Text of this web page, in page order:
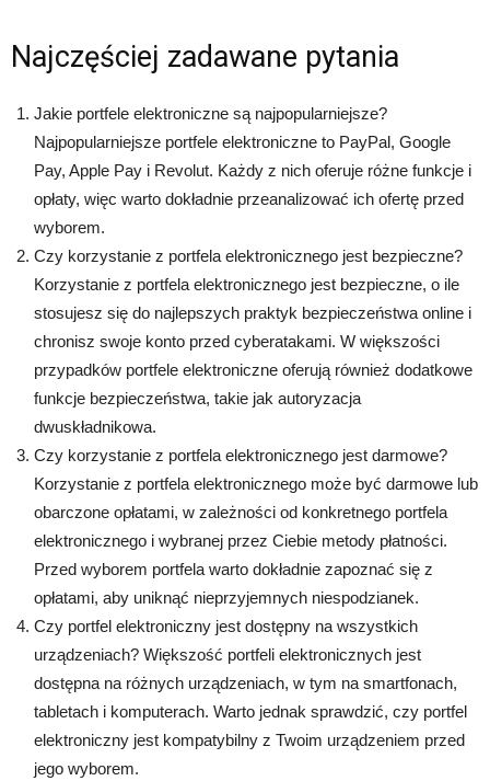
Najczęściej zadawane pytania
Jakie portfele elektroniczne są najpopularniejsze?
Najpopularniejsze portfele elektroniczne to PayPal, Google
Pay, Apple Pay i Revolut. Każdy z nich oferuje różne funkcje i
opłaty, więc warto dokładnie przeanalizować ich ofertę przed
wyborem.
Czy korzystanie z portfela elektronicznego jest bezpieczne?
Korzystanie z portfela elektronicznego jest bezpieczne, o ile
stosujesz się do najlepszych praktyk bezpieczeństwa online i
chronisz swoje konto przed cyberatakami. W większości
przypadków portfele elektroniczne oferują również dodatkowe
funkcje bezpieczeństwa, takie jak autoryzacja
dwuskładnikowa.
Czy korzystanie z portfela elektronicznego jest darmowe?
Korzystanie z portfela elektronicznego może być darmowe lub
obarczone opłatami, w zależności od konkretnego portfela
elektronicznego i wybranej przez Ciebie metody płatności.
Przed wyborem portfela warto dokładnie zapoznać się z
opłatami, aby uniknąć nieprzyjemnych niespodzianek.
Czy portfel elektroniczny jest dostępny na wszystkich
urządzeniach? Większość portfeli elektronicznych jest
dostępna na różnych urządzeniach, w tym na smartfonach,
tabletach i komputerach. Warto jednak sprawdzić, czy portfel
elektroniczny jest kompatybilny z Twoim urządzeniem przed
jego wyborem.